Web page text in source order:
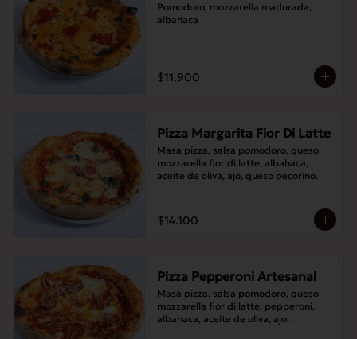
Pomodoro, mozzarella madurada,
albahaca
$11.900
Pizza Margarita Fior Di Latte
Masa pizza, salsa pomodoro, queso
mozzarella fior di latte, albahaca,
aceite de oliva, ajo, queso pecorino.
$14.100
Pizza Pepperoni Artesanal
Masa pizza, salsa pomodoro, queso
mozzarella fior di latte, pepperoni,
albahaca, aceite de oliva, ajo.